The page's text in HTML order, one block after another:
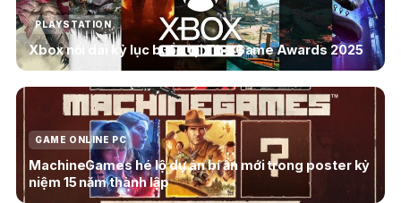
PLAYSTATION
Xbox nối dài kỷ lục buồn tại The Game Awards 2025
GAME ONLINE PC
MachineGames hé lộ dự án bí ẩn mới trong poster kỷ
niệm 15 năm thành lập